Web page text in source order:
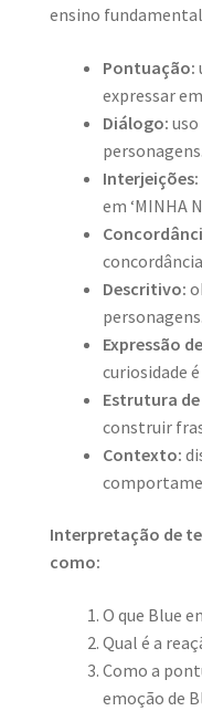
ensino
Pontuação:
expressar
Diálogo:
personagens.
Interjeições:
em ‘MINHA
Descritivo:
personagens.
Expressão
curiosidade
Estrutura
construir
Contexto:
Interpretação de
como:
O que Blue
Qual é a
Como a
emoção de